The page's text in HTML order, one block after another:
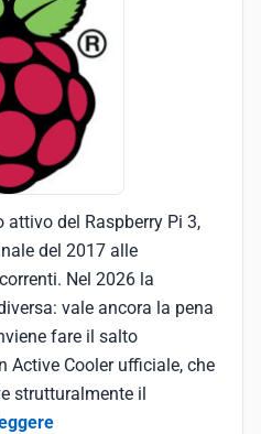
del Raspberry Pi 3,
del 2017 alle
Nel 2026 la
vale ancora la pena
fare il salto
Active Cooler ufficiale, che
strutturalmente il